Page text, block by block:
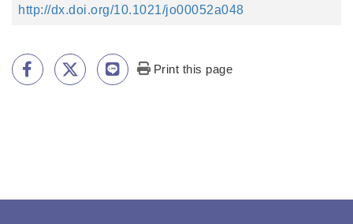
http://dx.doi.org/10.1021/jo00052a048
Print this page